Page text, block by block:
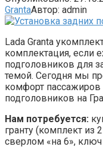
GrantaАвтор: admin
Lada Granta
комплектация, если
подголовников для
темой. Сегодня мы
комфорт пассажиров
подголовников на
Нам потребуется:
гранту (комплект из
сверлом «на 6»,